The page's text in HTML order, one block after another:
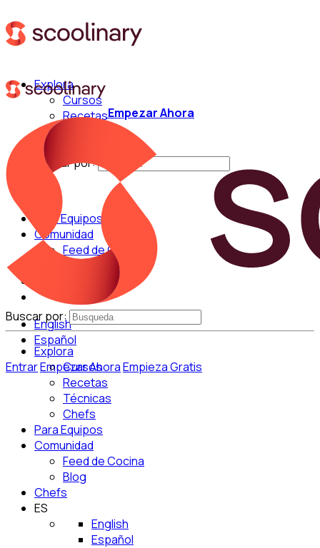
Explora
Cursos
Recetas
Buscar por:
Para Equipos
Comunidad
Feed de Cocina
English
Español
EntrarEmpezar AhoraEmpieza Gratis
Empezar Ahora
Buscar por:
Explora
Cursos
Recetas
Técnicas
Chefs
Para Equipos
Comunidad
Feed de Cocina
Blog
Chefs
ES
English
Español